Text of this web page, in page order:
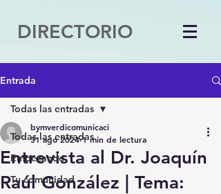
DIRECTORIO
Entrada
Todas las entradas
Empezando
Tu comunidad
Todas las entradas
Entrevista al Dr. Joaquín
Raúl González | Tema:
bymverdicomunicaci
31 ago 2024 1 min de lectura